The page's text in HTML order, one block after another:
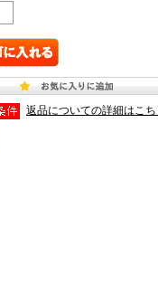
返品についての詳細はこち